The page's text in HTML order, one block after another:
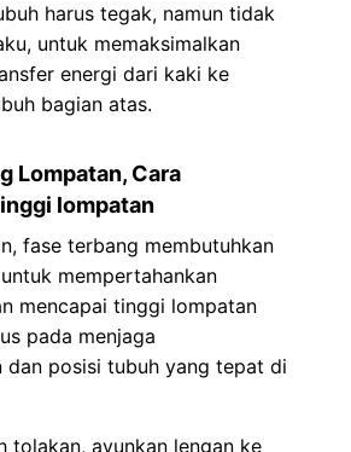
harus tegak, namun tidak
untuk memaksimalkan
energi dari kaki ke
bagian atas.
Lompatan, Cara
lompatan
fase terbang membutuhkan
mempertahankan
mencapai tinggi lompatan
pada menjaga
dan posisi tubuh yang tepat di
tolakan, ayunkan lengan ke